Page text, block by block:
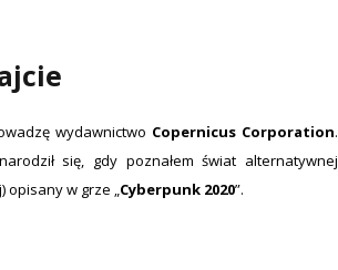
wydawnictwo Copernicus Corporation.
się, gdy poznałem świat alternatywnej
w grze „ Cyberpunk 2020”.